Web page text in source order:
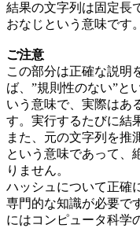
結果の文字列は固定長
おなじという意味です。
ご注意
この部分は正確な説明
ば、”規則性のない”と
いう意味で、実際はあ
す。実行するたびに結
また、元の文字列を推
という意味であって、
りません。
ハッシュについて正確
専門的な知識が必要で
にはコンピュータ科学